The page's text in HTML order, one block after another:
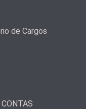
de Cargos